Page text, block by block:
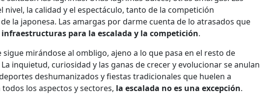
la calidad y el espectáculo, tanto de la competición
la japonesa. Las amargas por darme cuenta de lo atrasados que
infraestructuras para la escalada y la competición.
sigue mirándose al ombligo, ajeno a lo que pasa en el resto de
inquietud, curiosidad y las ganas de crecer y evolucionar se anulan
deshumanizados y fiestas tradicionales que huelen a
los aspectos y sectores, la escalada no es una excepción.